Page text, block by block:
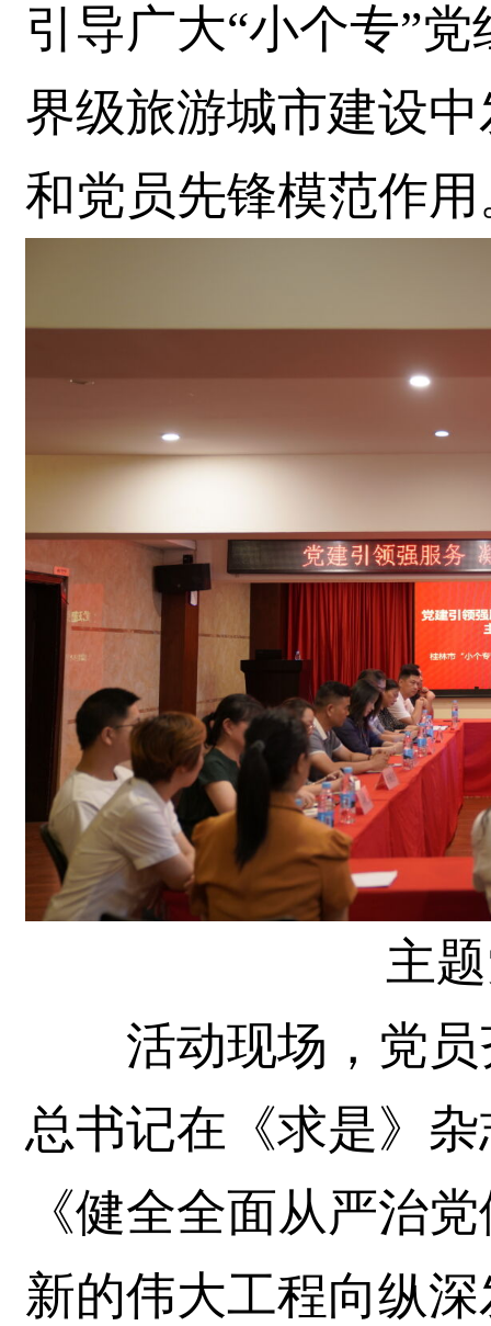
引导广大“小个专”
界级旅游城市建设
和党员先锋模范作用
主
活动现场，党员
总书记在《求是》
《健全全面从严治
新的伟大工程向纵